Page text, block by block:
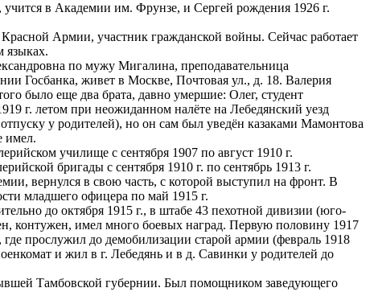
в Академии им. Фрунзе, и Сергей рождения 1926 г.
Армии, участник гражданской войны. Сейчас работает
языках.
по мужу Мигалина, преподавательница
Госбанка, живет в Москве, Почтовая ул., д. 18. Валерия
было еще два брата, давно умершие: Олег, студент
г. летом при неожиданном налёте на Лебедянский уезд
у родителей), но он сам был уведён казаками Мамонтова
имел.
училище с сентября 1907 по август 1910 г.
бригады с сентября 1910 г. по сентябрь 1913 г.
вернулся в свою часть, с которой выступил на фронт. В
младшего офицера по май 1915 г.
до октября 1915 г., в штабе 43 пехотной дивизии (юго-
контужен, имел много боевых наград. Первую половину 1917
прослужил до демобилизации старой армии (февраль 1918
и жил в г. Лебедянь и в д. Савинки у родителей до
Тамбовской губернии. Был помощником заведующего